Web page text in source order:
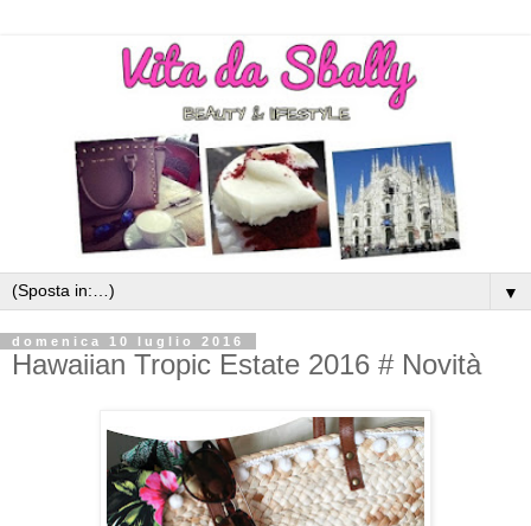
▼
domenica 10 luglio 2016
Hawaiian Tropic Estate 2016 # Novità